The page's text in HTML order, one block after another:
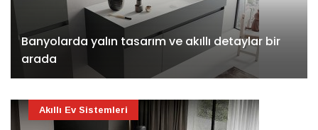
Banyolarda yalın tasarım ve akıllı detaylar bir
arada
Akıllı Ev Sistemleri